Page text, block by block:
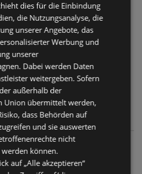
Expert: Elektronikangebote
Prospekt nicht mehr gültig
Abgelaufen am: 08.08.2026
Entfernt: 8,51 km
Expert: Elektronikangebote
Prospekt nicht mehr gültig
dies für die Einbindung
die Nutzungsanalyse, die
unserer Angebote, das
Werbung und
unserer
Dabei werden Daten
weitergeben. Sofern
außerhalb der
Union übermittelt werden,
dass Behörden auf
und sie auswerten
nicht
können.
auf „Alle akzeptieren“